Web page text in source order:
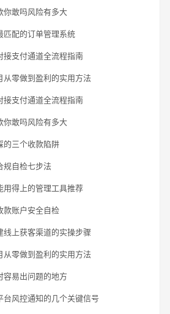
你敢吗风险有多大
匹配的订单管理系统
接支付通道全流程指南
从零做到盈利的实用方法
接支付通道全流程指南
你敢吗风险有多大
的三个收款陷阱
规自检七步法
用得上的管理工具推荐
款账户安全自检
线上获客渠道的实操步骤
从零做到盈利的实用方法
容易出问题的地方
台风控通知的几个关键信号